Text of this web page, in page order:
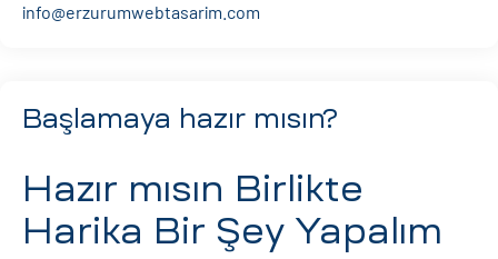
info@erzurumwebtasarim.com
Başlamaya hazır mısın?
Hazır mısın Birlikte
Harika Bir Şey Yapalım